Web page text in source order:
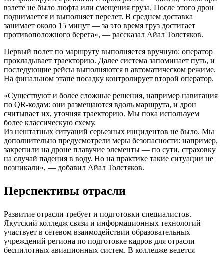
взлете не было люфта или смещения груза. После этого дрон
поднимается и выполняет перелет. В среднем доставка
занимает около 15 минут — за это время груз достигает
противоположного берега», — рассказал Айал Толстяков.
Первый полет по маршруту выполняется вручную: оператор
прокладывает траекторию. Далее система запоминает путь, и
последующие рейсы выполняются в автоматическом режиме.
На финальном этапе посадку контролирует второй оператор.
«Существуют и более сложные решения, например навигация
по QR-кодам: они размещаются вдоль маршрута, и дрон
считывает их, уточняя траекторию. Мы пока используем
более классическую схему.
Из нештатных ситуаций серьезных инцидентов не было. Мы
дополнительно предусмотрели меры безопасности: например,
закрепили на дроне плавучие элементы — по сути, страховку
на случай падения в воду. Но на практике такие ситуации не
возникали», — добавил Айал Толстяков.
Перспективы отрасли
Развитие отрасли требует и подготовки специалистов.
Якутский колледж связи и информационных технологий
участвует в сетевом взаимодействии образовательных
учреждений региона по подготовке кадров для отрасли
беспилотных авиационных систем. В колледже ведется